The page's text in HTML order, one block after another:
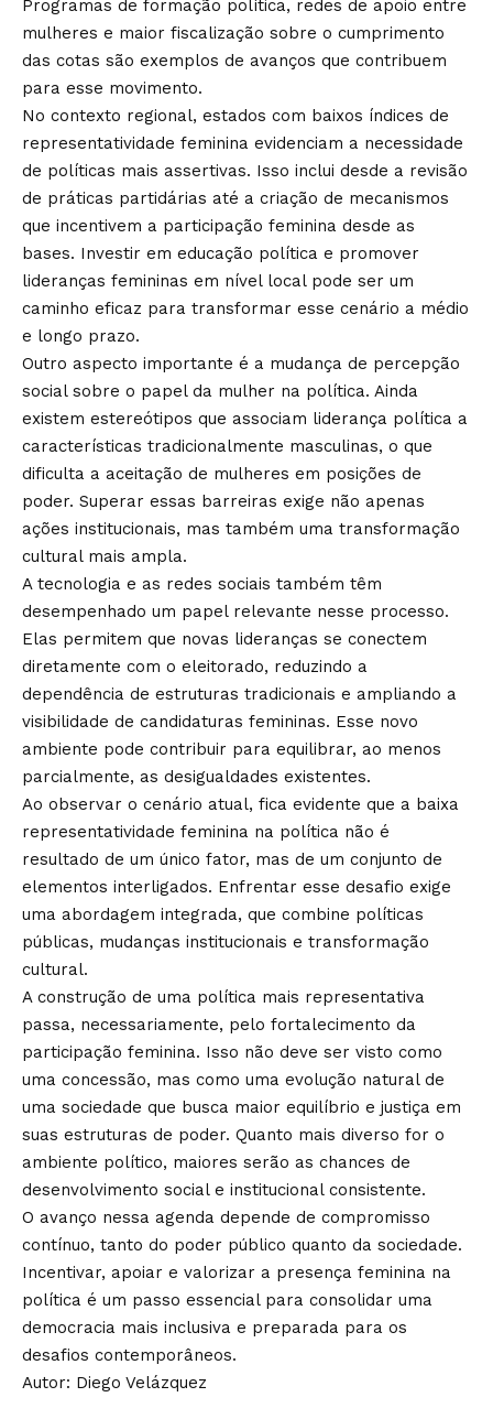
Programas de formação política, redes de apoio entre
mulheres e maior fiscalização sobre o cumprimento
das cotas são exemplos de avanços que contribuem
para esse movimento.
No contexto regional, estados com baixos índices de
representatividade feminina evidenciam a necessidade
de políticas mais assertivas. Isso inclui desde a revisão
de práticas partidárias até a criação de mecanismos
que incentivem a participação feminina desde as
bases. Investir em educação política e promover
lideranças femininas em nível local pode ser um
caminho eficaz para transformar esse cenário a médio
e longo prazo.
Outro aspecto importante é a mudança de percepção
social sobre o papel da mulher na política. Ainda
existem estereótipos que associam liderança política a
características tradicionalmente masculinas, o que
dificulta a aceitação de mulheres em posições de
poder. Superar essas barreiras exige não apenas
ações institucionais, mas também uma transformação
cultural mais ampla.
A tecnologia e as redes sociais também têm
desempenhado um papel relevante nesse processo.
Elas permitem que novas lideranças se conectem
diretamente com o eleitorado, reduzindo a
dependência de estruturas tradicionais e ampliando a
visibilidade de candidaturas femininas. Esse novo
ambiente pode contribuir para equilibrar, ao menos
parcialmente, as desigualdades existentes.
Ao observar o cenário atual, fica evidente que a baixa
representatividade feminina na política não é
resultado de um único fator, mas de um conjunto de
elementos interligados. Enfrentar esse desafio exige
uma abordagem integrada, que combine políticas
públicas, mudanças institucionais e transformação
cultural.
A construção de uma política mais representativa
passa, necessariamente, pelo fortalecimento da
participação feminina. Isso não deve ser visto como
uma concessão, mas como uma evolução natural de
uma sociedade que busca maior equilíbrio e justiça em
suas estruturas de poder. Quanto mais diverso for o
ambiente político, maiores serão as chances de
desenvolvimento social e institucional consistente.
O avanço nessa agenda depende de compromisso
contínuo, tanto do poder público quanto da sociedade.
Incentivar, apoiar e valorizar a presença feminina na
política é um passo essencial para consolidar uma
democracia mais inclusiva e preparada para os
desafios contemporâneos.
Autor: Diego Velázquez